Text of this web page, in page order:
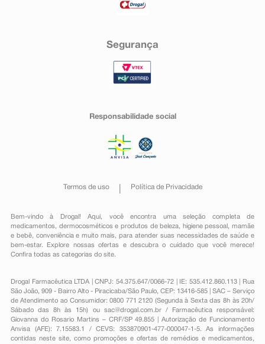
Segurança
Responsabilidade social
Termos de uso Política de Privacidade
Bem-vindo à Drogal! Aqui, você encontra uma seleção completa de
medicamentos , dermocosméticos e produtos de beleza, higiene pessoal ,mamãe
e bebê, conveniênciae muito mais, para atender suas necessidades de saúde e
bem-estar. Explore nossas ofertas e descubra o cuidado que você merece!
Confira todas as categorias do site.
Drogal Farmacêutica LTDA | CNPJ: 54.375.647/0066-72 | IE: 535.412.860.113 | Rua
São João, 909 - Bairro Alto - Piracicaba/São Paulo, CEP: 13416-585 | SAC – Serviço
de Atendimento ao Consumidor: 0800 771 2120 (Segunda à Sexta das 8h às 20h/
Sábado das 8h às 15h) ou sac@drogal.com.br/ Farmacêutica responsável:
Giovanna do Rosario Martins – CRF/SP 49.855 | Autorização de Funcionamento
Anvisa (AFE): 7.15583.1 / CEVS: 353870901-477-000047-1-5. As informações
contidas neste site, como promoções e ofertas de remédios e medicamentos,